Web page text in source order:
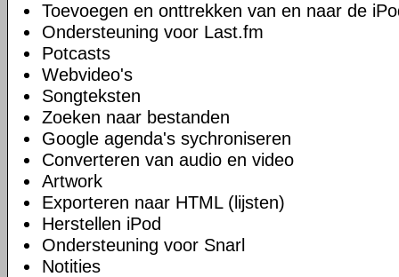
Toevoegen en onttrekken van en naar de
Ondersteuning voor Last.fm
Potcasts
Webvideo's
Songteksten
Zoeken naar bestanden
Google agenda's sychroniseren
Converteren van audio en video
Artwork
Exporteren naar HTML (lijsten)
Herstellen iPod
Ondersteuning voor Snarl
Notities